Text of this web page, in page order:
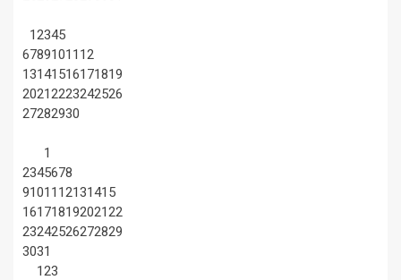
12345
67891011 12
13141516171819
20212223242526
27282930
1
2345678
91011 12131415
16171819202122
23242526272829
3031
123